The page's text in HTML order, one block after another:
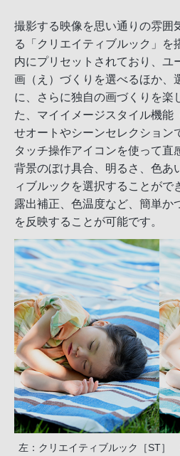
撮影する映像を思い通りの雰囲
る「クリエイティブルック」を
内にプリセットされており、ユ
画（え）づくりを選べるほか、
に、さらに独自の画づくりを楽
た、マイイメージスタイル機能
せオートやシーンセレクション
タッチ操作アイコンを使って直
背景のぼけ具合、明るさ、色あ
ィブルックを選択することがで
露出補正、色温度など、簡単か
を反映することが可能です。
左：クリエイティブルック［ST］